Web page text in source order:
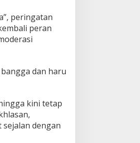
peringatan
peran
dan haru
kini tetap
dengan